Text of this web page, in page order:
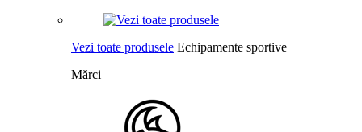
Vezi toate produsele Echipamente sportive
Mărci